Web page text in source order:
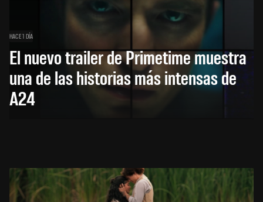
HACE 1 DÍA
El nuevo trailer de Primetime muestra
una de las historias más intensas de
A24